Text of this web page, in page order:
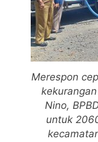
Merespon
Nino,
untuk